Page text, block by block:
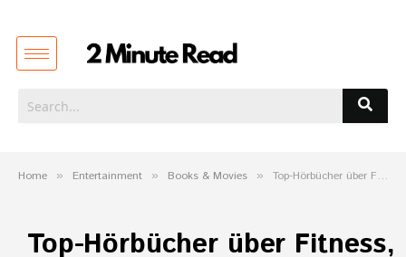
Home » Entertainment » Books & Movies » Top-Hörbücher über Fitness, Ernährung und Modernes Wohlbefinden
Top-Hörbücher über Fitness,